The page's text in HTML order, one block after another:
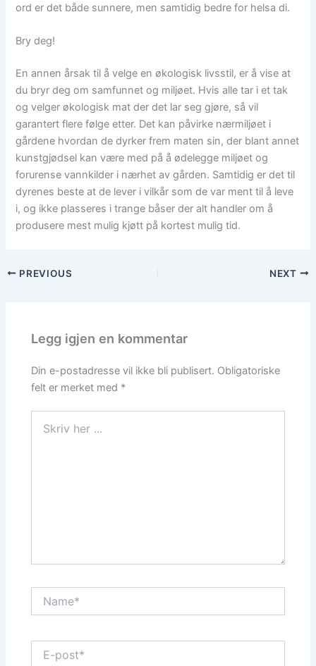
ord er det både sunnere, men samtidig bedre for helsa di.
Bry deg!
En annen årsak til å velge en økologisk livsstil, er å vise at
du bryr deg om samfunnet og miljøet. Hvis alle tar i et tak
og velger økologisk mat der det lar seg gjøre, så vil
garantert flere følge etter. Det kan påvirke nærmiljøet i
gårdene hvordan de dyrker frem maten sin, der blant annet
kunstgjødsel kan være med på å ødelegge miljøet og
forurense vannkilder i nærhet av gården. Samtidig er det til
dyrenes beste at de lever i vilkår som de var ment til å leve
i, og ikke plasseres i trange båser der alt handler om å
produsere mest mulig kjøtt på kortest mulig tid.
PREVIOUS NEXT
Legg igjen en kommentar
Din e-postadresse vil ikke bli publisert. Obligatoriske
felt er merket med *
her
post*